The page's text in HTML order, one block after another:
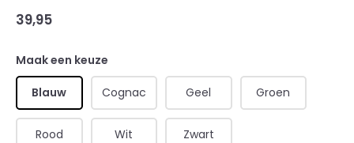
39,95
Maak een keuze
Blauw Cognac Geel Groen
Rood Wit Zwart